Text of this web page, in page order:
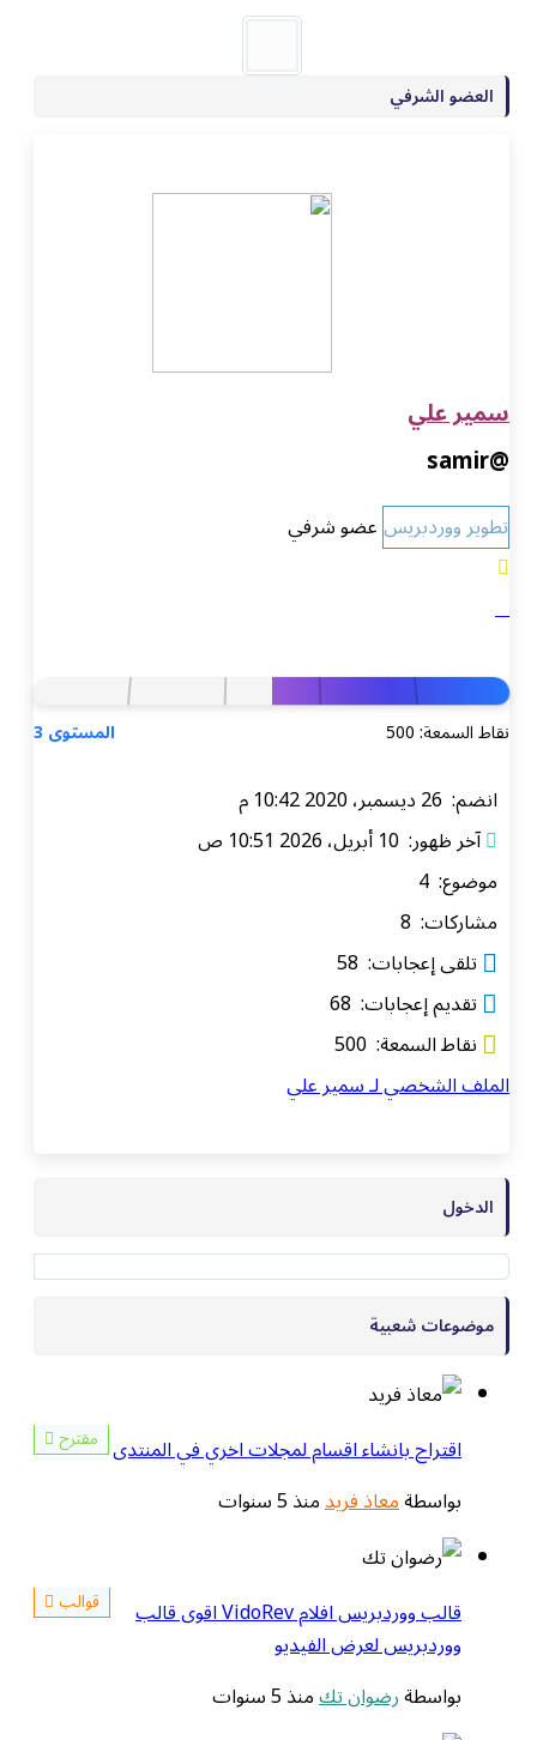
العضو الشرفي
سمير علي
@samir
تطوير ووردبريسعضو شرفي
نقاط السمعة: 500 المستوى 3
انضم: 26 ديسمبر، 2020 10:42 م
آخر ظهور: 10 أبريل، 2026 10:51 ص
موضوع: 4
مشاركات: 8
تلقى إعجابات: 58
تقديم إعجابات: 68
نقاط السمعة: 500
الملف الشخصي لـ سمير علي
الدخول
موضوعات شعبية
مقترح
اقتراح بانشاء اقسام لمجلات اخري في المنتدى
بواسطةمعاذ فريدمنذ 5 سنوات
قوالب قالب ووردبريس افلام VidoRev اقوى قالب
ووردبريس لعرض الفيديو
بواسطةرضوان تكمنذ 5 سنوات